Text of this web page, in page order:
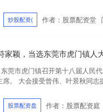
炒股配资( 作者：股票配资堂
家颖，当选东莞市虎门镇人
莞市虎门镇召开第十八届人民
席。 大会接受曾伟、叶景秋同
股票配资盘
作者：股票配资庭